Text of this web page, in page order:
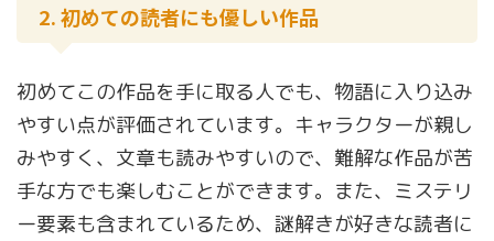
2. 初めての読者にも優しい作品
初めてこの作品を手に取る人でも、物語に入り込み
やすい点が評価されています。キャラクターが親し
みやすく、文章も読みやすいので、難解な作品が苦
手な方でも楽しむことができます。また、ミステリ
ー要素も含まれているため、謎解きが好きな読者に